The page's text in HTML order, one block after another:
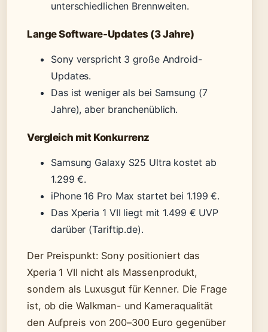
unterschiedlichen Brennweiten.
Lange Software-Updates (3 Jahre)
Sony verspricht 3 große Android-
Updates.
Das ist weniger als bei Samsung (7
Jahre), aber branchenüblich.
Vergleich mit Konkurrenz
Samsung Galaxy S25 Ultra kostet ab
1.299 €.
iPhone 16 Pro Max startet bei 1.199 €.
Das Xperia 1 VII liegt mit 1.499 € UVP
darüber (Tariftip.de).
Der Preispunkt: Sony positioniert das
Xperia 1 VII nicht als Massenprodukt,
sondern als Luxusgut für Kenner. Die Frage
ist, ob die Walkman- und Kameraqualität
den Aufpreis von 200–300 Euro gegenüber